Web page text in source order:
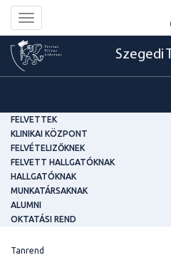
Toggle
navigation
Szegedi
FELVETTEK
KLINIKAI KÖZPONT
FELVÉTELIZŐKNEK
FELVETT HALLGATÓKNAK
HALLGATÓKNAK
MUNKATÁRSAKNAK
ALUMNI
OKTATÁSI REND
Tanrend